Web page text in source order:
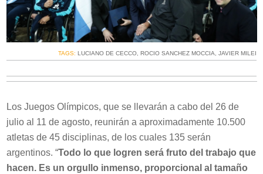
TAGS: LUCIANO DE CECCO ROCIO SANCHEZ MOCCIA JAVIER MILEI
Los Juegos Olímpicos, que se llevarán a cabo del 26 de
julio al 11 de agosto, reunirán a aproximadamente 10.500
atletas de 45 disciplinas, de los cuales 135 serán
argentinos. “Todo lo que logren será fruto del trabajo que
hacen. Es un orgullo inmenso, proporcional al tamaño